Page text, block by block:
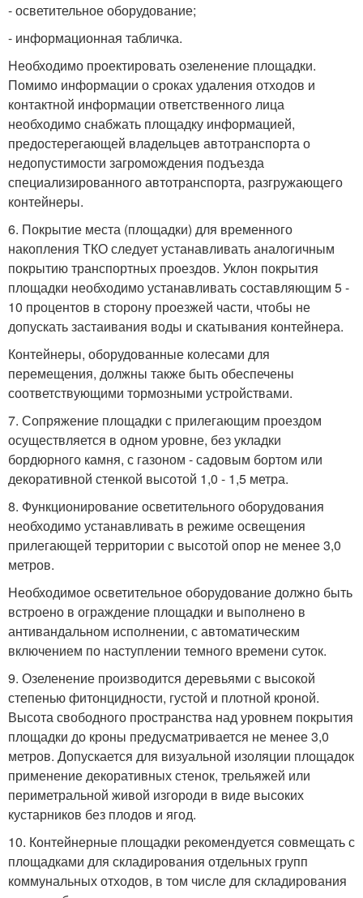
- осветительное оборудование;
- информационная табличка.
Необходимо проектировать озеленение площадки.
Помимо информации о сроках удаления отходов и
контактной информации ответственного лица
необходимо снабжать площадку информацией,
предостерегающей владельцев автотранспорта о
недопустимости загромождения подъезда
специализированного автотранспорта, разгружающего
контейнеры.
6. Покрытие места (площадки) для временного
накопления ТКО следует устанавливать аналогичным
покрытию транспортных проездов. Уклон покрытия
площадки необходимо устанавливать составляющим 5 -
10 процентов в сторону проезжей части, чтобы не
допускать застаивания воды и скатывания контейнера.
Контейнеры, оборудованные колесами для
перемещения, должны также быть обеспечены
соответствующими тормозными устройствами.
7. Сопряжение площадки с прилегающим проездом
осуществляется в одном уровне, без укладки
бордюрного камня, с газоном - садовым бортом или
декоративной стенкой высотой 1,0 - 1,5 метра.
8. Функционирование осветительного оборудования
необходимо устанавливать в режиме освещения
прилегающей территории с высотой опор не менее 3,0
метров.
Необходимое осветительное оборудование должно быть
встроено в ограждение площадки и выполнено в
антивандальном исполнении, с автоматическим
включением по наступлении темного времени суток.
9. Озеленение производится деревьями с высокой
степенью фитонцидности, густой и плотной кроной.
Высота свободного пространства над уровнем покрытия
площадки до кроны предусматривается не менее 3,0
метров. Допускается для визуальной изоляции площадок
применение декоративных стенок, трельяжей или
периметральной живой изгороди в виде высоких
кустарников без плодов и ягод.
10. Контейнерные площадки рекомендуется совмещать с
площадками для складирования отдельных групп
коммунальных отходов, в том числе для складирования